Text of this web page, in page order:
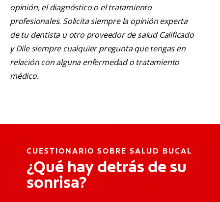
opinión, el diagnóstico o el tratamiento
profesionales. Solicita siempre la opinión experta
de tu dentista u otro proveedor de salud Calificado
y Dile siempre cualquier pregunta que tengas en
relación con alguna enfermedad o tratamiento
médico.
CUESTIONARIO SOBRE SALUD BUCAL
¿Qué hay detrás de su
sonrisa?